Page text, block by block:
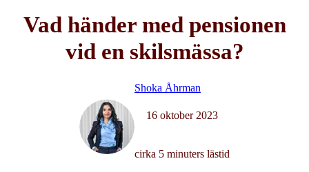
Vad händer med pensionen
vid en skilsmässa?
Shoka Åhrman
16 oktober 2023
cirka 5 minuters lästid